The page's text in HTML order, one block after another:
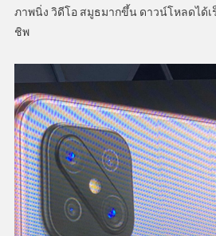
ภาพนิ่ง วิดีโอ สมูธมากขึ้น ดาวน์โหลดได้เ
ชิพ